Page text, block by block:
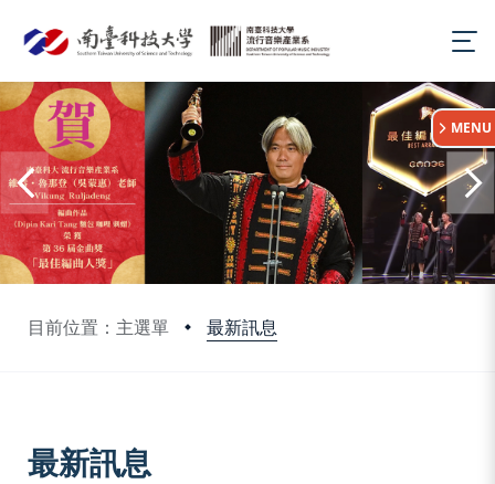
目前位置：主選單 最新訊息
:::
MENU
最新訊息